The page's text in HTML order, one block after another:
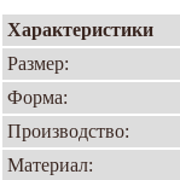
Характеристики
Размер:
Форма:
Производство:
Материал: